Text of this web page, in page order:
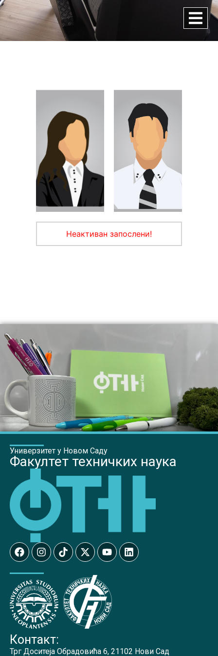
Неактиван запослени!
Универзитет у Новом Саду
Факултет техничких наука
Контакт:
Трг Доситеја Обрадовића 6, 21102 Нови Сад